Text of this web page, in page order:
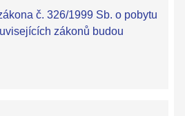
č. 326/1999 Sb. o pobytu
zákonů budou